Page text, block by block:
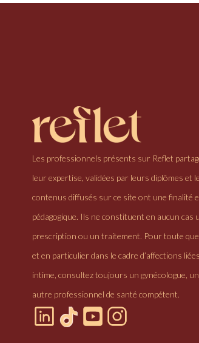
Les professionnels présents sur Reflet
leur expertise, validées par leurs diplômes et
contenus diffusés sur ce site ont une finalité
pédagogique. Ils ne constituent en aucun cas
prescription ou un traitement. Pour toute
et en particulier dans le cadre d’affections
intime, consultez toujours un gynécologue,
autre professionnel de santé compétent.